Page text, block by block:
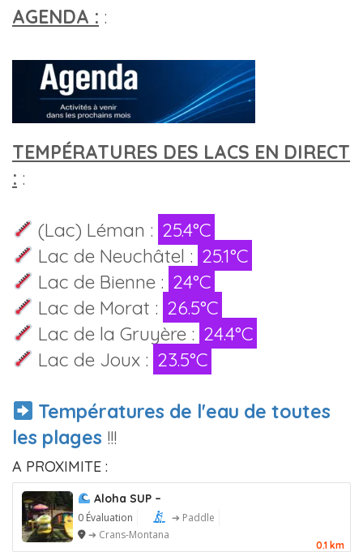
AGENDA : :
TEMPÉRATURES DES LACS EN DIRECT
: :
(Lac) Léman : 25.4°C
Lac de Neuchâtel : 25.1°C
Lac de Bienne : 24°C
Lac de Morat : 26.5°C
Lac de la Gruyère : 24.4°C
Lac de Joux : 23.5°C
Températures de l'eau de toutes
les plages !!!
A PROXIMITE :
Aloha SUP –
0 Évaluation
➔ Paddle
➔ Crans-Montana
0.1 km